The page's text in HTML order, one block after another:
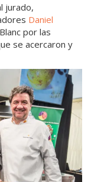
jurado,
Daniel
por las
se acercaron y